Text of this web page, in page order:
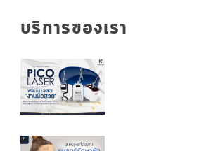
บริการของเรา